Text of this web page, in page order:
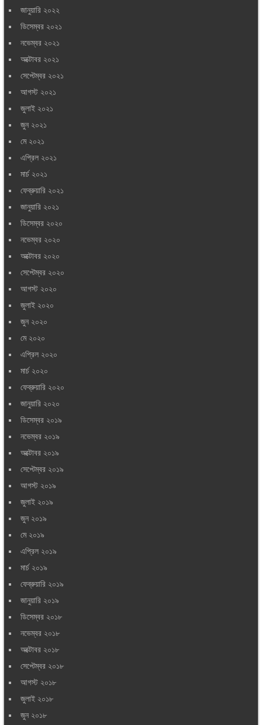
জানুয়ারি ২০২২
ডিসেম্বর ২০২১
নভেম্বর ২০২১
অক্টোবর ২০২১
সেপ্টেম্বর ২০২১
আগস্ট ২০২১
জুলাই ২০২১
জুন ২০২১
মে ২০২১
এপ্রিল ২০২১
মার্চ ২০২১
ফেব্রুয়ারি ২০২১
জানুয়ারি ২০২১
ডিসেম্বর ২০২০
নভেম্বর ২০২০
অক্টোবর ২০২০
সেপ্টেম্বর ২০২০
আগস্ট ২০২০
জুলাই ২০২০
জুন ২০২০
মে ২০২০
এপ্রিল ২০২০
মার্চ ২০২০
ফেব্রুয়ারি ২০২০
জানুয়ারি ২০২০
ডিসেম্বর ২০১৯
নভেম্বর ২০১৯
অক্টোবর ২০১৯
সেপ্টেম্বর ২০১৯
আগস্ট ২০১৯
জুলাই ২০১৯
জুন ২০১৯
মে ২০১৯
এপ্রিল ২০১৯
মার্চ ২০১৯
ফেব্রুয়ারি ২০১৯
জানুয়ারি ২০১৯
ডিসেম্বর ২০১৮
নভেম্বর ২০১৮
অক্টোবর ২০১৮
সেপ্টেম্বর ২০১৮
আগস্ট ২০১৮
জুলাই ২০১৮
জুন ২০১৮